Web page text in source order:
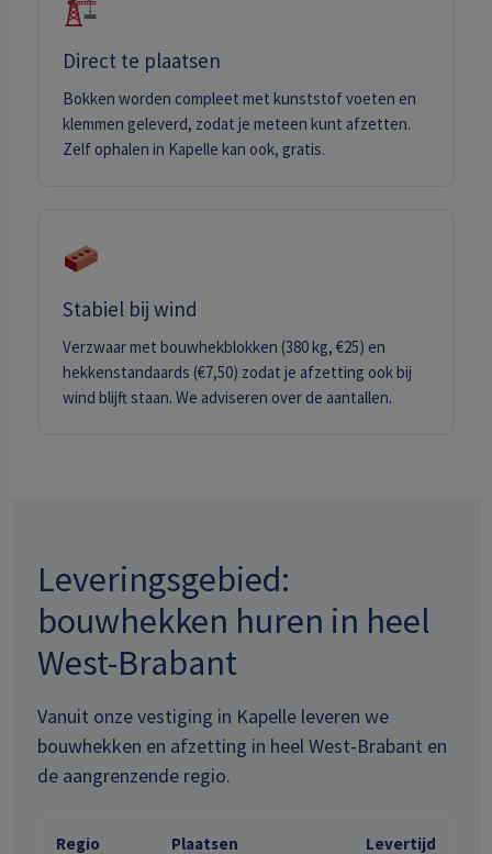
Direct te plaatsen
Bokken worden compleet met kunststof voeten en
klemmen geleverd, zodat je meteen kunt afzetten.
Zelf ophalen in Kapelle kan ook, gratis.
Stabiel bij wind
Verzwaar met bouwhekblokken (380 kg, €25) en
hekkenstandaards (€7,50) zodat je afzetting ook bij
wind blijft staan. We adviseren over de aantallen.
Leveringsgebied:
bouwhekken huren in heel
West-Brabant
Vanuit onze vestiging in Kapelle leveren we
bouwhekken en afzetting in heel West-Brabant en
de aangrenzende regio.
Regio Plaatsen Levertijd